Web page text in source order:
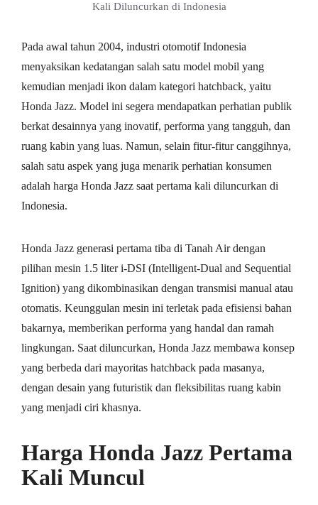
Pada awal tahun 2004, industri otomotif Indonesia
menyaksikan kedatangan salah satu model mobil yang
kemudian menjadi ikon dalam kategori hatchback, yaitu
Honda Jazz. Model ini segera mendapatkan perhatian publik
berkat desainnya yang inovatif, performa yang tangguh, dan
ruang kabin yang luas. Namun, selain fitur-fitur canggihnya,
salah satu aspek yang juga menarik perhatian konsumen
adalah harga Honda Jazz saat pertama kali diluncurkan di
Indonesia.
Honda Jazz generasi pertama tiba di Tanah Air dengan
pilihan mesin 1.5 liter i-DSI (Intelligent-Dual and Sequential
Ignition) yang dikombinasikan dengan transmisi manual atau
otomatis. Keunggulan mesin ini terletak pada efisiensi bahan
bakarnya, memberikan performa yang handal dan ramah
lingkungan. Saat diluncurkan, Honda Jazz membawa konsep
yang berbeda dari mayoritas hatchback pada masanya,
dengan desain yang futuristik dan fleksibilitas ruang kabin
yang menjadi ciri khasnya.
Harga Honda Jazz Pertama
Kali Muncul